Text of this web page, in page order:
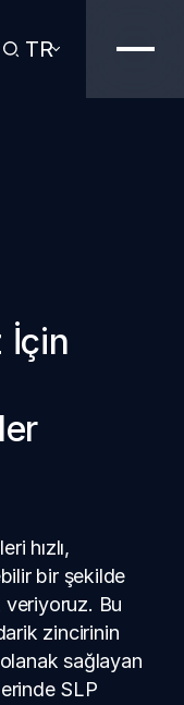
TR
İçin
hızlı,
bir şekilde
Bu
zincirinin
sağlayan
SLP